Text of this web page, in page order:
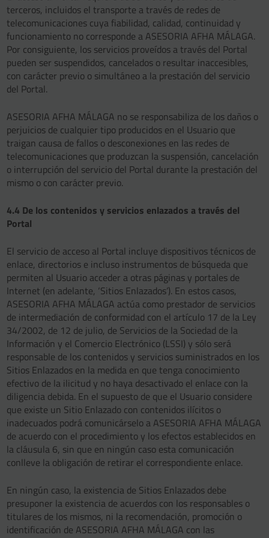
terceros, incluidos el transporte a través de redes de
telecomunicaciones cuya fiabilidad, calidad, continuidad y
funcionamiento no corresponde a ASESORIA AFHA MÁLAGA.
Por consiguiente, los servicios proveídos a través del Portal
pueden ser suspendidos, cancelados o resultar inaccesibles,
con carácter previo o simultáneo a la prestación del servicio
del Portal.
ASESORIA AFHA MÁLAGA no se responsabiliza de los daños o
perjuicios de cualquier tipo producidos en el Usuario que
traigan causa de fallos o desconexiones en las redes de
telecomunicaciones que produzcan la suspensión, cancelación
o interrupción del servicio del Portal durante la prestación del
mismo o con carácter previo.
4.4 De los contenidos y servicios enlazados a través del
Portal
El servicio de acceso al Portal incluye dispositivos técnicos de
enlace, directorios e incluso instrumentos de búsqueda que
permiten al Usuario acceder a otras páginas y portales de
Internet (en adelante, ‘Sitios Enlazados’). En estos casos,
ASESORIA AFHA MÁLAGA actúa como prestador de servicios
de intermediación de conformidad con el artículo 17 de la Ley
34/2002, de 12 de julio, de Servicios de la Sociedad de la
Información y el Comercio Electrónico (LSSI) y sólo será
responsable de los contenidos y servicios suministrados en los
Sitios Enlazados en la medida en que tenga conocimiento
efectivo de la ilicitud y no haya desactivado el enlace con la
diligencia debida. En el supuesto de que el Usuario considere
que existe un Sitio Enlazado con contenidos ilícitos o
inadecuados podrá comunicárselo a ASESORIA AFHA MÁLAGA
de acuerdo con el procedimiento y los efectos establecidos en
la cláusula 6, sin que en ningún caso esta comunicación
conlleve la obligación de retirar el correspondiente enlace.
En ningún caso, la existencia de Sitios Enlazados debe
presuponer la existencia de acuerdos con los responsables o
titulares de los mismos, ni la recomendación, promoción o
identificación de ASESORIA AFHA MÁLAGA con las